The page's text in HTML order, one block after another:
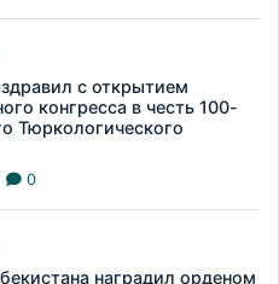
с открытием
конгресса в честь 100-
Тюркологического
0
наградил орденом